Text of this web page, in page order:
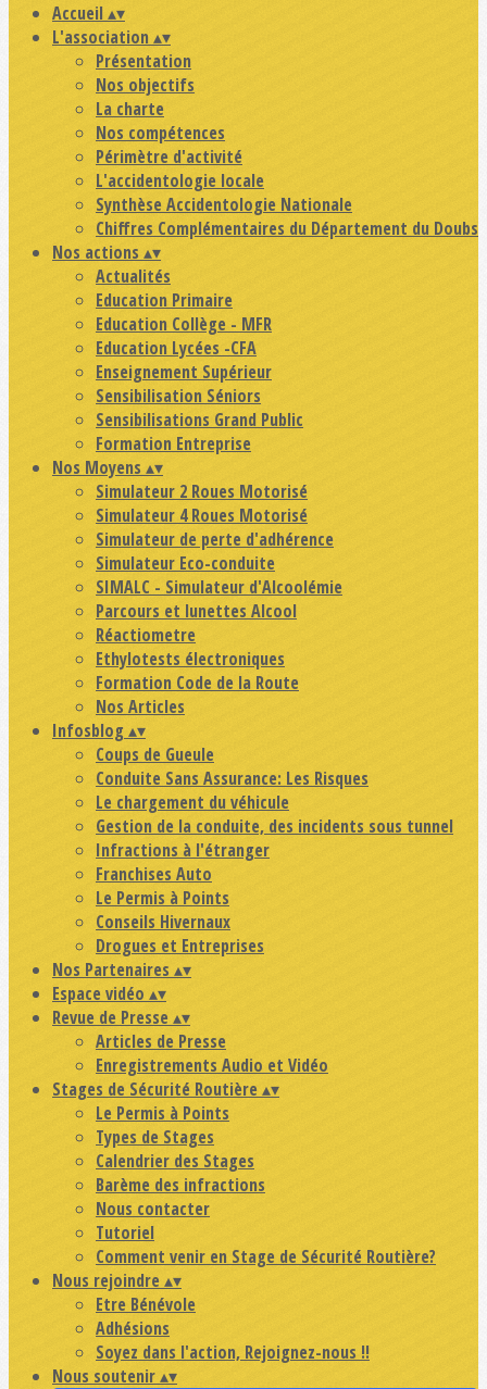
Accueil ▴▾
L'association ▴▾
Présentation
Nos objectifs
La charte
Nos compétences
Périmètre d'activité
L'accidentologie locale
Synthèse Accidentologie Nationale
Chiffres Complémentaires du Département du Doubs
Nos actions ▴▾
Actualités
Education Primaire
Education Collège - MFR
Education Lycées -CFA
Enseignement Supérieur
Sensibilisation Séniors
Sensibilisations Grand Public
Formation Entreprise
Nos Moyens ▴▾
Simulateur 2 Roues Motorisé
Simulateur 4 Roues Motorisé
Simulateur de perte d'adhérence
Simulateur Eco-conduite
SIMALC - Simulateur d'Alcoolémie
Parcours et lunettes Alcool
Réactiometre
Ethylotests électroniques
Formation Code de la Route
Nos Articles
Infosblog ▴▾
Coups de Gueule
Conduite Sans Assurance: Les Risques
Le chargement du véhicule
Gestion de la conduite, des incidents sous tunnel
Infractions à l'étranger
Franchises Auto
Le Permis à Points
Conseils Hivernaux
Drogues et Entreprises
Nos Partenaires ▴▾
Espace vidéo ▴▾
Revue de Presse ▴▾
Articles de Presse
Enregistrements Audio et Vidéo
Stages de Sécurité Routière ▴▾
Le Permis à Points
Types de Stages
Calendrier des Stages
Barème des infractions
Nous contacter
Tutoriel
Comment venir en Stage de Sécurité Routière?
Nous rejoindre ▴▾
Etre Bénévole
Adhésions
Soyez dans l'action, Rejoignez-nous !!
Nous soutenir▴▾